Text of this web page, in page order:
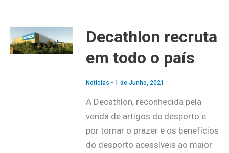
Decathlon recruta
em todo o país
Notícias • 1 de Junho, 2021
A Decathlon, reconhecida pela
venda de artigos de desporto e
por tornar o prazer e os benefícios
do desporto acessíveis ao maior